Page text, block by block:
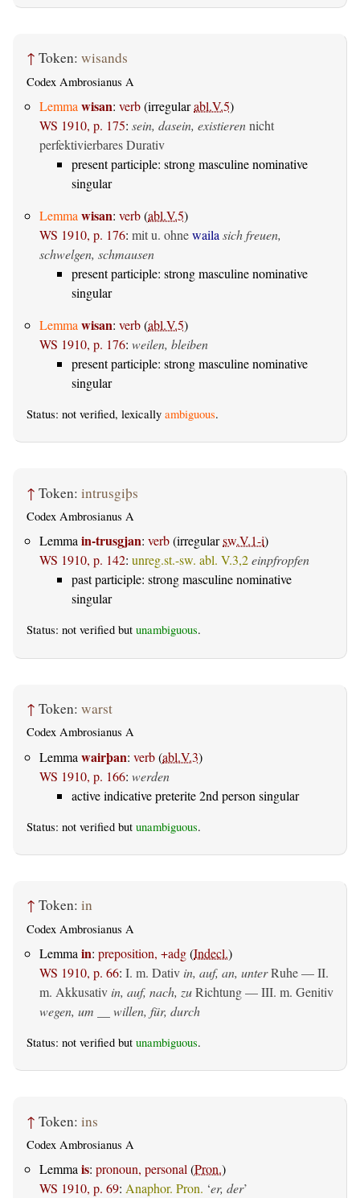
↑ Token: wisands
Codex Ambrosianus A
Lemma wisan: verb(irregularabl.V.5)
WS 1910, p. 175: sein, dasein, existierennicht
perfektivierbares Durativ
present participle: strong masculine nominative
singular
Lemma wisan: verb(abl.V.5)
WS 1910, p. 176: mit u. ohnewaila sich freuen,
schwelgen, schmausen
present participle: strong masculine nominative
singular
Lemma wisan: verb(abl.V.5)
WS 1910, p. 176: weilen, bleiben
present participle: strong masculine nominative
singular
Status: not verified, lexically ambiguous.
↑ Token: intrusgiþs
Codex Ambrosianus A
Lemmain-trusgjan: verb(irregularsw.V.1-i)
WS 1910, p. 142: unreg.st.-sw. abl. V.3,2einpfropfen
past participle: strong masculine nominative
singular
Status: not verified but unambiguous.
↑ Token: warst
Codex Ambrosianus A
Lemma wairþan: verb(abl.V.3)
WS 1910, p. 166: werden
active indicative preterite 2nd person singular
Status: not verified but unambiguous.
↑ Token: in
Codex Ambrosianus A
Lemma in: preposition, +adg(Indecl.)
WS 1910, p. 66: I. m. Dativ in, auf, an, unterRuhe — II.
m. Akkusativ in, auf, nach, zuRichtung — III. m. Genitiv
wegen, um __ willen, für, durch
Status: not verified but unambiguous.
↑ Token: ins
Codex Ambrosianus A
Lemma is: pronoun, personal (Pron.)
WS 1910, p. 69: Anaphor. Pron. ‘er, der’